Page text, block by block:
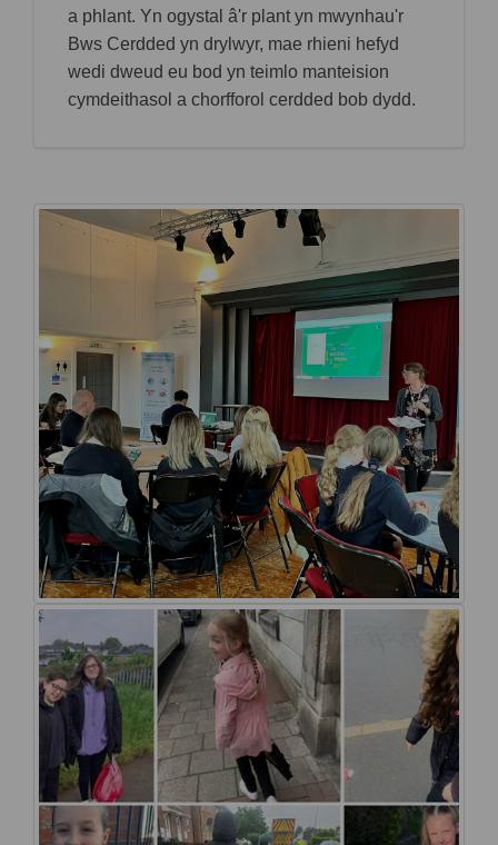
a phlant. Yn ogystal â'r plant yn mwynhau'r
Bws Cerdded yn drylwyr, mae rhieni hefyd
wedi dweud eu bod yn teimlo manteision
cymdeithasol a chorfforol cerdded bob dydd.